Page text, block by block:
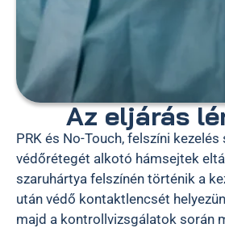
Az eljárás
PRK és No-Touch, felszíni
védőrétegét alkotó hámsejtek
szaruhártya felszínén történik a
után védő kontaktlencsét
majd a kontrollvizsgálatok során